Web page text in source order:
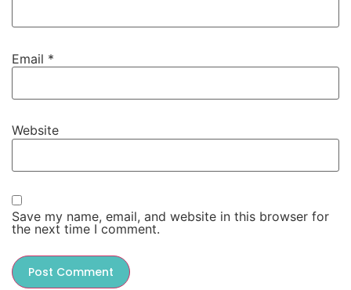
Email *
Website
Save my name, email, and website in this browser for
the next time I comment.